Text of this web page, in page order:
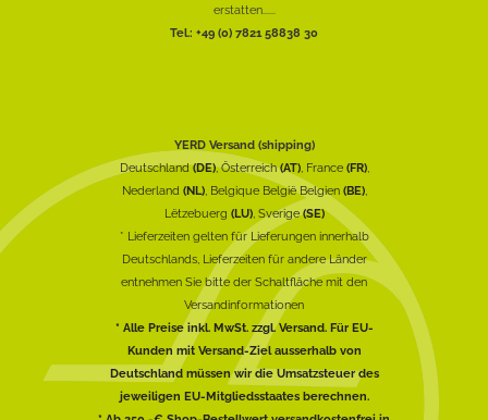
erstatten......
Tel.: +49 (0) 7821 58838 30
YERD Versand (shipping)
Deutschland(DE), Österreich(AT), France (FR),
Nederland (NL), Belgique België Belgien (BE),
Lëtzebuerg (LU), Sverige(SE)
* Lieferzeiten gelten für Lieferungen innerhalb
Deutschlands, Lieferzeiten für andere Länder
entnehmen Sie bitte der Schaltfläche mit den
Versandinformationen
* Alle Preise inkl. MwSt. zzgl. Versand. Für EU-
Kunden mit Versand-Ziel ausserhalb von
Deutschland müssen wir die Umsatzsteuer des
jeweiligen EU-Mitgliedsstaates berechnen.